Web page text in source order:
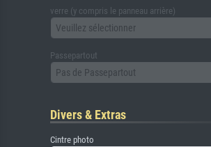
verre (y compris le panneau arrière)
Veuillez sélectionner
Passepartout
Pas de Passepartout
Divers & Extras
Cintre photo